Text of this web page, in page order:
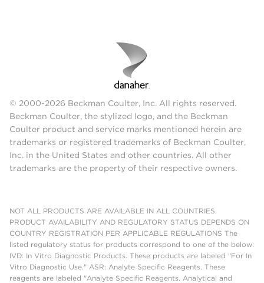
© 2000-2026 Beckman Coulter, Inc. All rights reserved.
Beckman Coulter, the stylized logo, and the Beckman
Coulter product and service marks mentioned herein are
trademarks or registered trademarks of Beckman Coulter,
Inc. in the United States and other countries. All other
trademarks are the property of their respective owners.
NOT ALL PRODUCTS ARE AVAILABLE IN ALL COUNTRIES.
PRODUCT AVAILABILITY AND REGULATORY STATUS DEPENDS ON
COUNTRY REGISTRATION PER APPLICABLE REGULATIONS The
listed regulatory status for products correspond to one of the below:
IVD: In Vitro Diagnostic Products. These products are labeled "For In
Vitro Diagnostic Use." ASR: Analyte Specific Reagents. These
reagents are labeled "Analyte Specific Reagents. Analytical and